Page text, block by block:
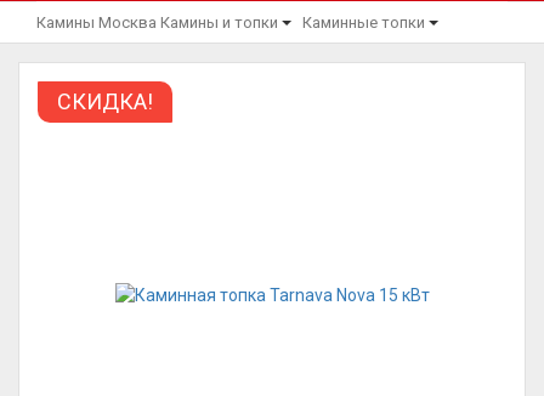
Камины Москва Камины и топки Каминные топки
СКИДКА!